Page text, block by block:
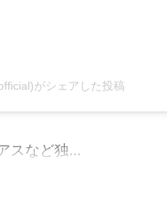
がシェアした投稿
スなど独...